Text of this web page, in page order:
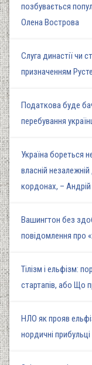
позбувається
Олена Вострова
Слуга династії чи
призначенням
Податкова буде
перебування
Україна бореться
власній
кордонах, – Андрій
Вашингтон без
повідомлення про
Тілізм і ельфізм:
стартапів, або Що
НЛО як прояв
нордичні